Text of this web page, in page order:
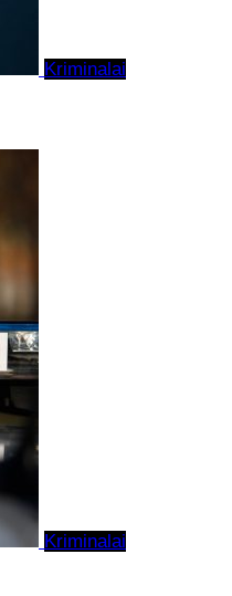
Kriminalai
Kriminalai